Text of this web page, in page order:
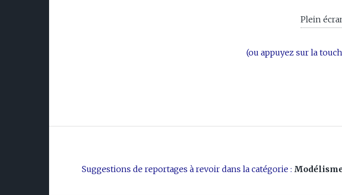
Plein
(ou appuyez sur la
Suggestions de reportages à revoir dans la catégorie :